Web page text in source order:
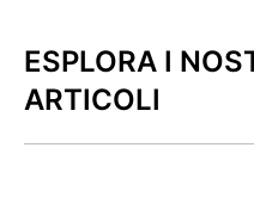
ESPLORA I
ARTICOLI